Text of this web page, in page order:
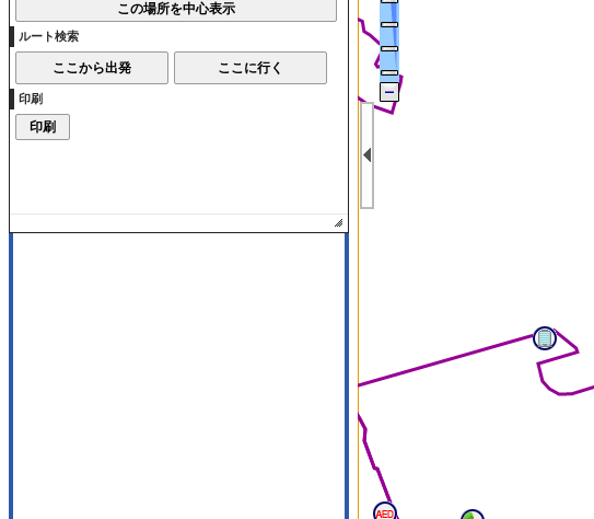
町内会・区区域
ルート検索
印刷